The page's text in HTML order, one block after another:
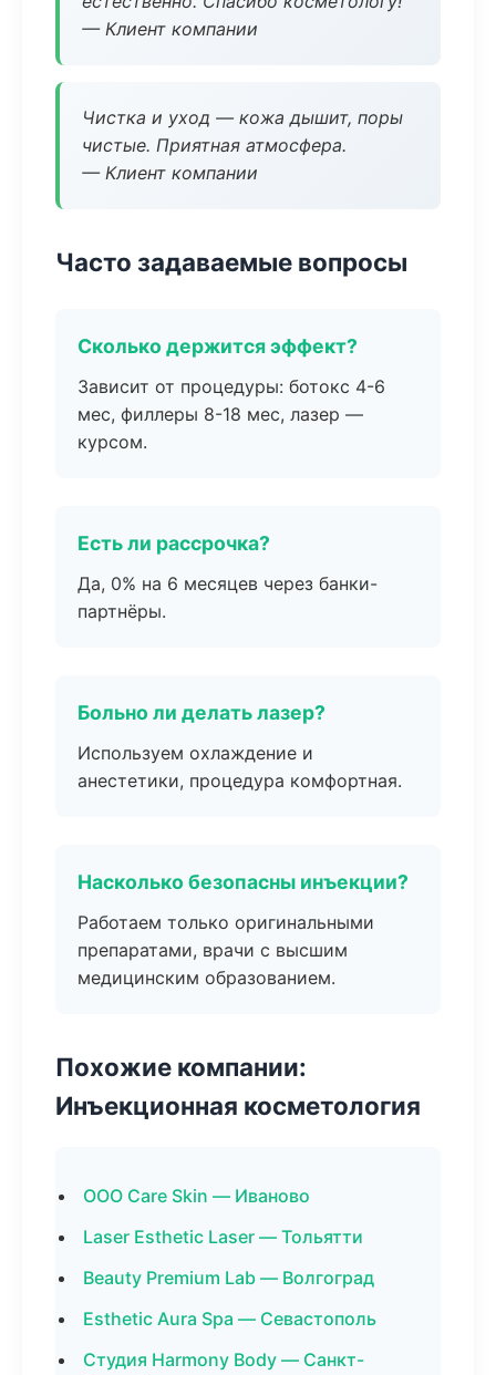
— Клиент компании
Чистка и уход — кожа дышит, поры
чистые. Приятная атмосфера.
— Клиент компании
Часто задаваемые вопросы
Сколько держится эффект?
Зависит от процедуры: ботокс 4-6
мес, филлеры 8-18 мес, лазер —
курсом.
Есть ли рассрочка?
Да, 0% на 6 месяцев через банки-
партнёры.
Больно ли делать лазер?
Используем охлаждение и
анестетики, процедура комфортная.
Насколько безопасны инъекции?
Работаем только оригинальными
препаратами, врачи с высшим
медицинским образованием.
Похожие компании:
Инъекционная косметология
ООО Care Skin — Иваново
Laser Esthetic Laser — Тольятти
Beauty Premium Lab — Волгоград
Esthetic Aura Spa — Севастополь
Студия Harmony Body — Санкт-